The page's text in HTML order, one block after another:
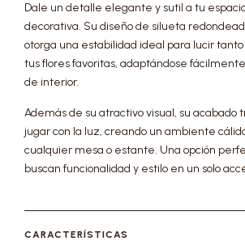
Dale un detalle elegante y sutil a tu
decorativa. Su diseño de silueta
otorga una estabilidad ideal para lucir tanto
tus flores favoritas, adaptándose
de interior.
Además de su atractivo visual, su acabado
jugar con la luz, creando un ambiente
cualquier mesa o estante. Una opción
buscan funcionalidad y estilo en un solo
CARACTERÍSTICAS